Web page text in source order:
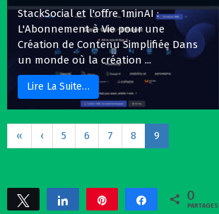
StackSocial et l'offre 1minAI :
L'Abonnement à Vie pour une
Création de Contenu Simplifiée Dans
un monde où la création ...
Lire La Suite…
« ‹ 5 6 7 8 9
Tweetez Partagez Épingle Partagez
0
PARTAGES